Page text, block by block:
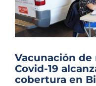
Vacunación
Covid-19
cobertura en